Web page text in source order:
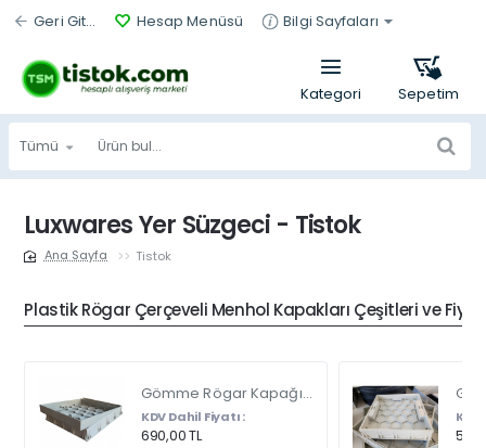
Geri Git... Hesap Menüsü Bilgi Sayfaları
Tümü
Ürün
bul...
Luxwares Yer Süzgeci - Tistok
Tistok
Plastik Rögar Çerçeveli Menhol Kapakları Çeşitleri ve
Gömme Rögar Kapağı - Seramik - Fayans Ve Mermer Zeminlerde - Gizli Çerçeve Kapak Çift Kulplu 45 X 45
KDV Dahil Fiyatı :
690,00 TL
KDV